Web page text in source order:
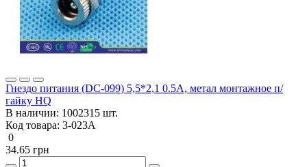
Гнездо питания (DC-099) 5,5*2,1 0.5A, метал монтажное п/
гайку HQ
В наличии: 1002315 шт.
Код товара: 3-023А
0
34.65 грн